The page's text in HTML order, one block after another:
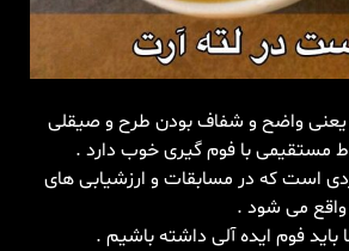
یعنی واضح و شفاف بودن طرح و صیقلی
مستقیمی با فوم گیری خوب دارد .
است که در مسابقات و ارزشیابی های
می شود .
باید فوم ایده آلی داشته باشیم .